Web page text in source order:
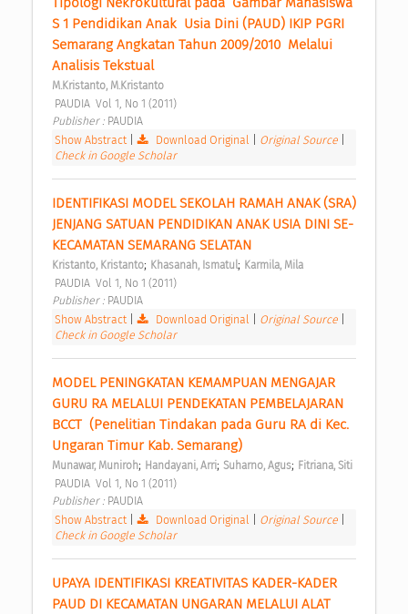
S 1 Pendidikan Anak  Usia Dini (PAUD) IKIP PGRI
Semarang Angkatan Tahun 2009/2010  Melalui
Analisis Tekstual
M.Kristanto, M.Kristanto
PAUDIA  Vol 1, No 1 (2011)
Publisher : PAUDIA
Show Abstract| Download Original Original Source
Check in Google Scholar
IDENTIFIKASI MODEL SEKOLAH RAMAH ANAK (SRA)
JENJANG SATUAN PENDIDIKAN ANAK USIA DINI SE-
KECAMATAN SEMARANG SELATAN
Kristanto, Kristanto; Khasanah, Ismatul; Karmila, Mila
PAUDIA  Vol 1, No 1 (2011)
Publisher : PAUDIA
Show Abstract| Download Original Original Source
Check in Google Scholar
MODEL PENINGKATAN KEMAMPUAN MENGAJAR
GURU RA MELALUI PENDEKATAN PEMBELAJARAN
BCCT  (Penelitian Tindakan pada Guru RA di Kec.
Ungaran Timur Kab. Semarang)
Munawar, Muniroh; Handayani, Arri; Suharno, Agus; Fitriana, Siti
PAUDIA  Vol 1, No 1 (2011)
Publisher : PAUDIA
Show Abstract| Download Original Original Source
Check in Google Scholar
UPAYA IDENTIFIKASI KREATIVITAS KADER-KADER
PAUD DI KECAMATAN UNGARAN MELALUI ALAT